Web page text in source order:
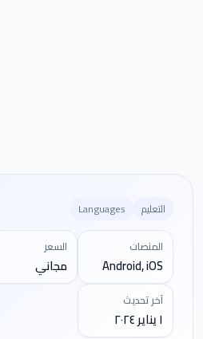
التعليم Languages
المنصات
Android, iOS
السعر
مجاني
آخر تحديث
١ يناير ٢٠٢٤